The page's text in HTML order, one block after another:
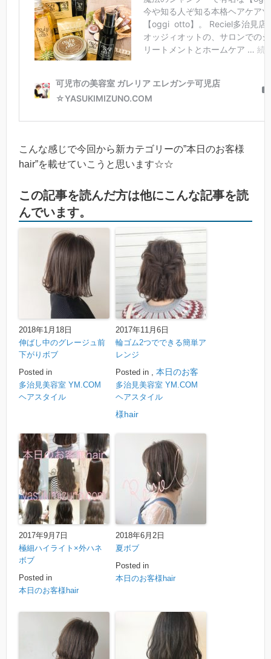
こんな感じで今回から新カテゴリーの”本日のお客様
hair”を載せていこうと思います☆☆
この記事を読んだ方は他にこんな記事を読
んでいます。
2018年1月18日
伸ばし中のグレージュ前
下がりボブ
Posted in
多治見美容室 YM.COM
ヘアスタイル
2017年11月6日
輪ゴム2つでできる簡単ア
レンジ
Posted in
多治見美容室 YM.COM
ヘアスタイル
, 本日のお客
様hair
2017年9月7日
極細ハイライト×外ハネ
ボブ
Posted in
本日のお客様hair
2018年6月2日
夏ボブ
Posted in
本日のお客様hair